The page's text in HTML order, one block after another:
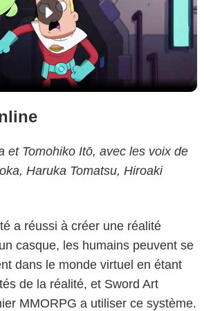
et Tomohiko Itō, avec les voix de
Haruka Tomatsu, Hiroaki
a réussi à créer une réalité
casque, les humains peuvent se
dans le monde virtuel en étant
de la réalité, et Sword Art
MMORPG a utiliser ce système.